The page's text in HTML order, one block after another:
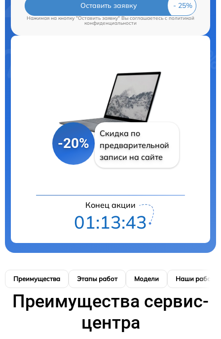
Оставить заявку
Нажимая на кнопку "Оставить заявку" Вы соглашаетесь cполитикой
конфиденциальности
-20%
Скидка по
предварительной
записи на сайте
Конец акции
01:13:41
Преимущества Этапы работ Модели Наши работы
Преимущества сервис-
центра